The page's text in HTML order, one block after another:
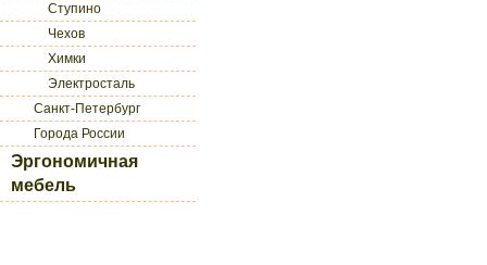
Ступино
Чехов
Химки
Электросталь
Санкт-Петербург
Города России
Эргономичная
мебель